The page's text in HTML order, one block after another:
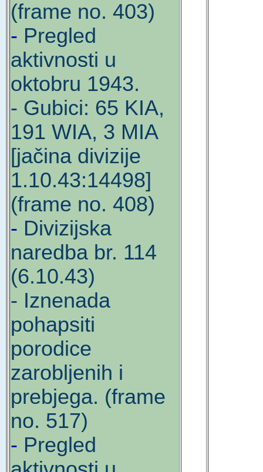
(frame no. 403)
- Pregled
aktivnosti u
oktobru 1943.
- Gubici: 65 KIA,
191 WIA, 3 MIA
[jačina divizije
1.10.43:14498]
(frame no. 408)
- Divizijska
naredba br. 114
(6.10.43)
- Iznenada
pohapsiti
porodice
zarobljenih i
prebjega. (frame
no. 517)
- Pregled